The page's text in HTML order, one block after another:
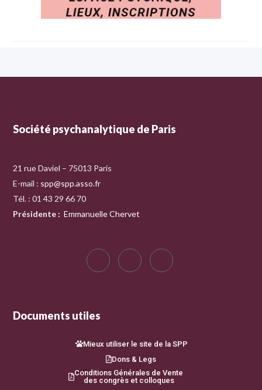
Société psychanalytique de Paris
21 rue Daviel – 75013 Paris
E-mail : spp@spp.asso.fr
Tél. : 01 43 29 66 70
Présidente : Emmanuelle Chervet
Documents utiles
Mieux utiliser le site de la SPP
Dons & Legs
Conditions Générales de Vente
des congrès et colloques